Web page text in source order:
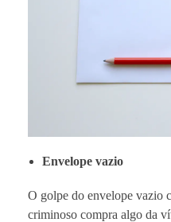
Envelope vazio
O golpe do envelope vazio
criminoso compra algo da